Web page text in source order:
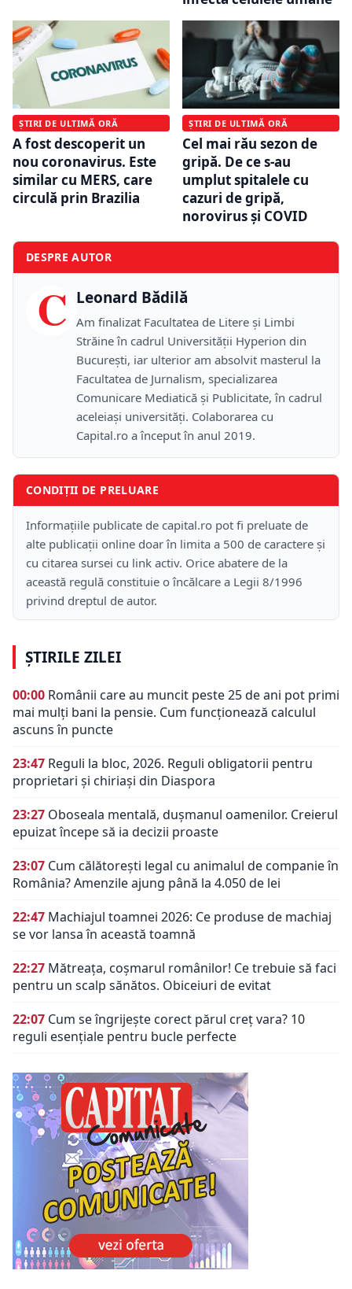
ȘTIRI DE ULTIMĂ ORĂ
A fost descoperit un
nou coronavirus. Este
similar cu MERS, care
circulă prin Brazilia
ȘTIRI DE ULTIMĂ ORĂ
Cel mai rău sezon de
gripă. De ce s-au
umplut spitalele cu
cazuri de gripă,
norovirus și COVID
DESPRE AUTOR
C Leonard Bădilă
Am finalizat Facultatea de Litere și Limbi
Străine în cadrul Universității Hyperion din
București, iar ulterior am absolvit masterul la
Facultatea de Jurnalism, specializarea
Comunicare Mediatică și Publicitate, în cadrul
aceleiași universități. Colaborarea cu
Capital.ro a început în anul 2019.
CONDIȚII DE PRELUARE
Informațiile publicate de capital.ro pot fi preluate de
alte publicații online doar în limita a 500 de caractere și
cu citarea sursei cu link activ. Orice abatere de la
această regulă constituie o încălcare a Legii 8/1996
privind dreptul de autor.
ȘTIRILE ZILEI
00:00 Românii care au muncit peste 25 de ani pot primi
mai mulți bani la pensie. Cum funcționează calculul
ascuns în puncte
23:47 Reguli la bloc, 2026. Reguli obligatorii pentru
proprietari și chiriași din Diaspora
23:27 Oboseala mentală, dușmanul oamenilor. Creierul
epuizat începe să ia decizii proaste
23:07 Cum călătorești legal cu animalul de companie în
România? Amenzile ajung până la 4.050 de lei
22:47 Machiajul toamnei 2026: Ce produse de machiaj
se vor lansa în această toamnă
22:27 Mătreața, coșmarul românilor! Ce trebuie să faci
pentru un scalp sănătos. Obiceiuri de evitat
22:07 Cum se îngrijește corect părul creț vara? 10
reguli esențiale pentru bucle perfecte